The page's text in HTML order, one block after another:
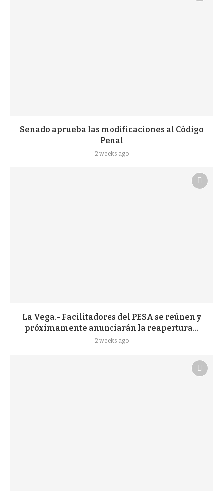
Senado aprueba las modificaciones al Código
Penal
2 weeks ago
La Vega.- Facilitadores del PESA se reúnen y
próximamente anunciarán la reapertura...
2 weeks ago